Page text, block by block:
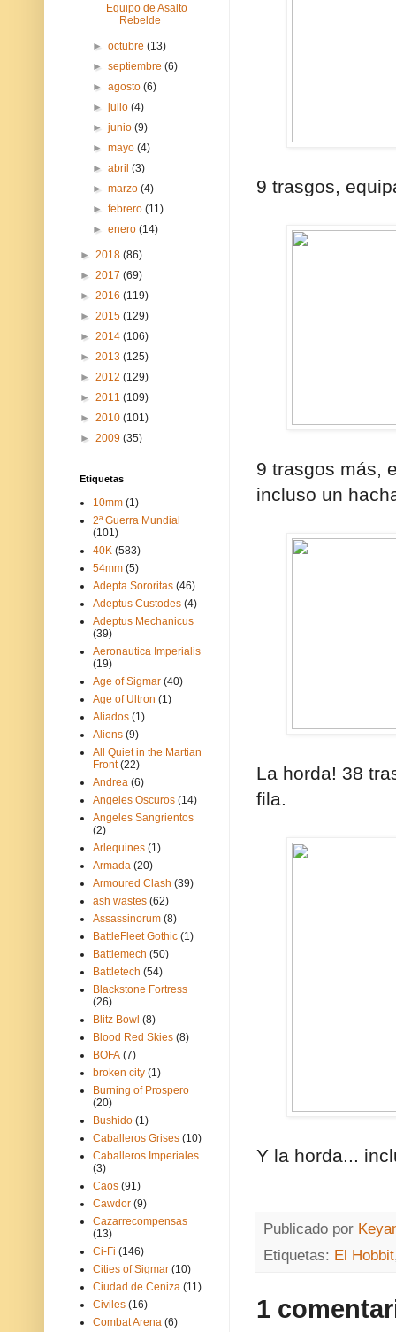
9 trasgos,
9 trasgos más,
incluso un
La horda! 38
fila.
Y la horda...
Publicado por
Etiquetas: El Hobbit
1
Equipo de Asalto
Rebelde
►octubre(13)
►septiembre(6)
►agosto(6)
►julio(4)
►junio(9)
►mayo(4)
►abril(3)
►marzo(4)
►febrero(11)
►enero(14)
► 2018 (86)
► 2017 (69)
► 2016 (119)
► 2015 (129)
► 2014 (106)
► 2013 (125)
► 2012 (129)
► 2011 (109)
► 2010 (101)
► 2009 (35)
Etiquetas
10mm (1)
2ª Guerra Mundial
(101)
40K (583)
54mm (5)
Adepta Sororitas (46)
Adeptus Custodes (4)
Adeptus Mechanicus
(39)
Aeronautica Imperialis
(19)
Age of Sigmar (40)
Age of Ultron (1)
Aliados (1)
Aliens (9)
All Quiet in the Martian
Front (22)
Andrea (6)
Angeles Oscuros (14)
Angeles Sangrientos
(2)
Arlequines (1)
Armada (20)
Armoured Clash (39)
ash wastes (62)
Assassinorum (8)
BattleFleet Gothic (1)
Battlemech (50)
Battletech (54)
Blackstone Fortress
(26)
Blitz Bowl (8)
Blood Red Skies (8)
BOFA (7)
broken city (1)
Burning of Prospero
(20)
Bushido (1)
Caballeros Grises (10)
Caballeros Imperiales
(3)
Caos (91)
Cawdor (9)
Cazarrecompensas
(13)
Ci-Fi (146)
Cities of Sigmar (10)
Ciudad de Ceniza (11)
Civiles (16)
Combat Arena (6)